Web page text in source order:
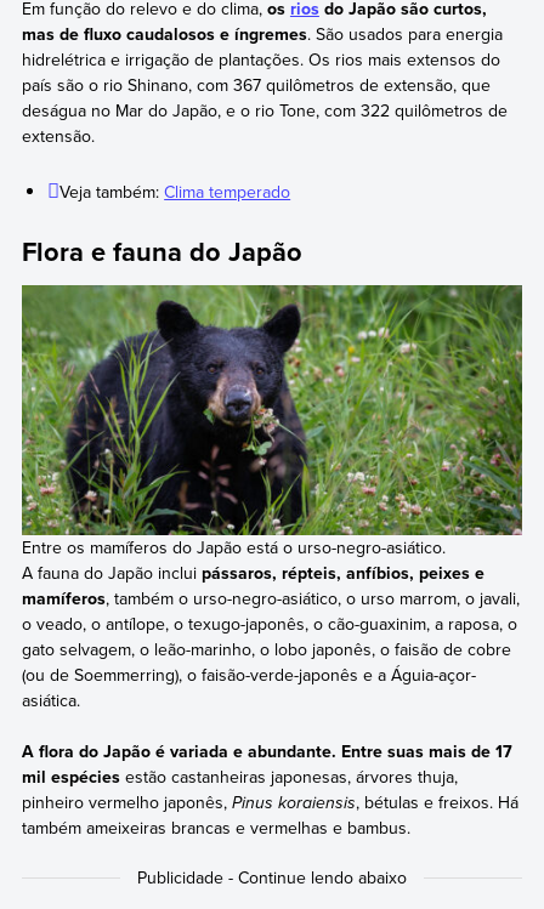
Em função do relevo e do clima, os riosdo Japão são curtos,
mas de fluxo caudalosos e íngremes. São usados para energia
hidrelétrica e irrigação de plantações. Os rios mais extensos do
país são o rio Shinano, com 367 quilômetros de extensão, que
deságua no Mar do Japão, e o rio Tone, com 322 quilômetros de
extensão.
Veja também:Clima temperado
Flora e fauna do Japão
Entre os mamíferos do Japão está o urso-negro-asiático.
A fauna do Japão inclui pássaros, répteis, anfíbios, peixes e
mamíferos, também o urso-negro-asiático, o urso marrom, o javali,
o veado, o antílope, o texugo-japonês, o cão-guaxinim, a raposa, o
gato selvagem, o leão-marinho, o lobo japonês, o faisão de cobre
(ou de Soemmerring), o faisão-verde-japonês e a Águia-açor-
asiática.
A flora do Japão é variada e abundante. Entre suas mais de 17
mil espéciesestão castanheiras japonesas, árvores thuja,
pinheiro vermelho japonês, Pinus koraiensis, bétulas e freixos. Há
também ameixeiras brancas e vermelhas e bambus.